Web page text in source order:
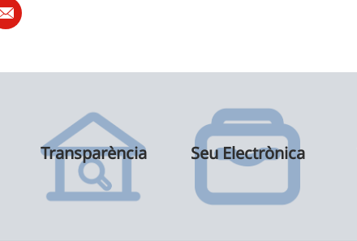
Transparència Seu Electrònica